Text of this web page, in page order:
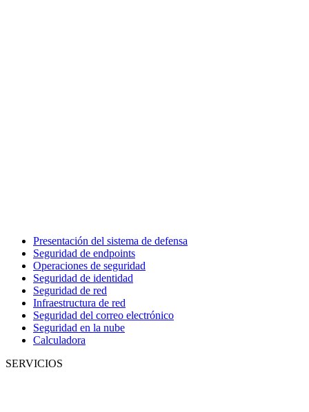
Presentación del sistema de defensa
Seguridad de endpoints
Operaciones de seguridad
Seguridad de identidad
Seguridad de red
Infraestructura de red
Seguridad del correo electrónico
Seguridad en la nube
Calculadora
SERVICIOS